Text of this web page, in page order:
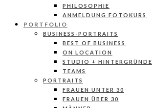
PHILOSOPHIE
ANMELDUNG FOTOKURS
PORTFOLIO
BUSINESS-PORTRAITS
BEST OF BUSINESS
ON LOCATION
STUDIO + HINTERGRÜNDE
TEAMS
PORTRAITS
FRAUEN UNTER 30
FRAUEN ÜBER 30